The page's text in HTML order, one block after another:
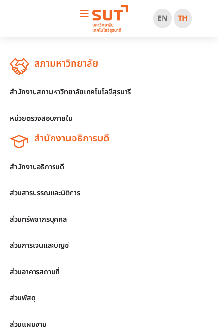
EN TH
สภามหาวิทยาลัย
สำนักงานสภามหาวิทยาลัยเทคโนโลยีสุรนารี
หน่วยตรวจสอบภายใน
สำนักงานอธิการบดี
สำนักงานอธิการบดี
ส่วนสารบรรณและนิติการ
ส่วนทรัพยากรบุคคล
ส่วนการเงินและบัญชี
ส่วนอาคารสถานที่
ส่วนพัสดุ
ส่วนแผนงาน